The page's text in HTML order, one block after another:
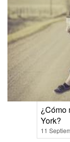
¿Cómo
York?
11